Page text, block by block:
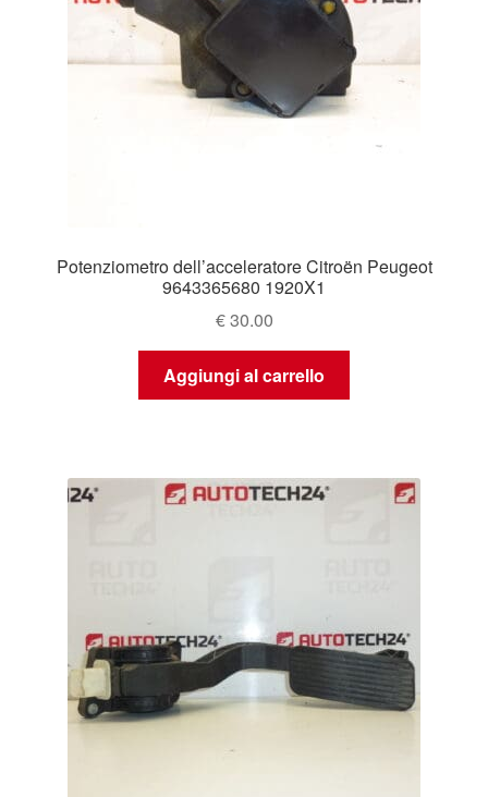
Potenziometro dell’acceleratore Citroën Peugeot
9643365680 1920X1
€30.00
Aggiungi al carrello